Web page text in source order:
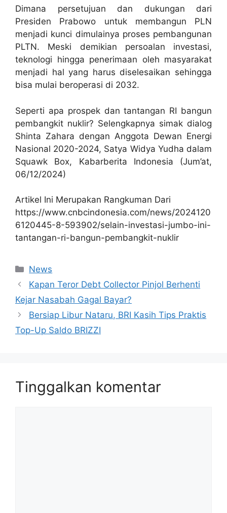
Dimana persetujuan dan dukungan dari
Presiden Prabowo untuk membangun PLN
menjadi kunci dimulainya proses pembangunan
PLTN. Meski demikian persoalan investasi,
teknologi hingga penerimaan oleh masyarakat
menjadi hal yang harus diselesaikan sehingga
bisa mulai beroperasi di 2032.
Seperti apa prospek dan tantangan RI bangun
pembangkit nuklir? Selengkapnya simak dialog
Shinta Zahara dengan Anggota Dewan Energi
Nasional 2020-2024, Satya Widya Yudha dalam
Squawk Box, Kabarberita Indonesia (Jum’at,
06/12/2024)
Artikel Ini Merupakan Rangkuman Dari
https://www.cnbcindonesia.com/news/2024120
6120445-8-593902/selain-investasi-jumbo-ini-
tantangan-ri-bangun-pembangkit-nuklir
Kategori
News
Kapan Teror Debt Collector Pinjol Berhenti
Kejar Nasabah Gagal Bayar?
Bersiap Libur Nataru, BRI Kasih Tips Praktis
Top-Up Saldo BRIZZI
Tinggalkan komentar